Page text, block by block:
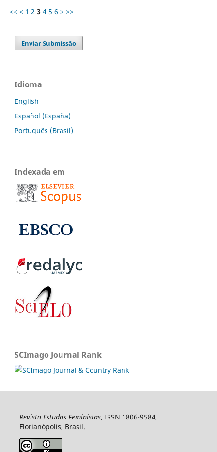
<< < 1 2 3 4 5 6 > >>
Enviar Submissão
Idioma
English
Español (España)
Português (Brasil)
Indexada em
SCImago Journal Rank
Revista Estudos Feministas, ISSN 1806-9584,
Florianópolis, Brasil.